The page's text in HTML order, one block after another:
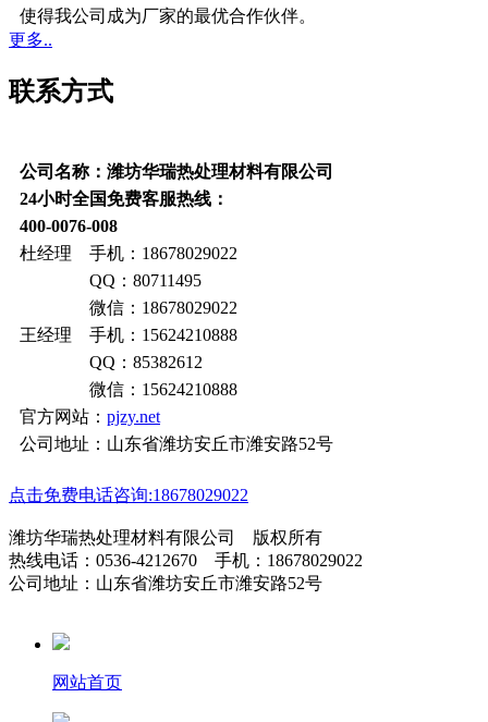
使得我公司成为厂家的最优合作伙伴。
更多..
联系方式
公司名称：潍坊华瑞热处理材料有限公司
24小时全国免费客服热线：
400-0076-008
杜经理 手机：18678029022
QQ：80711495
微信：18678029022
王经理 手机：15624210888
QQ：85382612
微信：15624210888
官方网站： pjzy.net
公司地址：山东省潍坊安丘市潍安路52号
点击免费电话咨询:18678029022
潍坊华瑞热处理材料有限公司 版权所有
热线电话：0536-4212670 手机：18678029022
公司地址：山东省潍坊安丘市潍安路52号
网站首页